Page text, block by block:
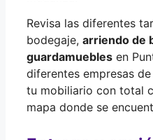
Revisa las diferentes
bodegaje, arriendo de
guardamuebles en
diferentes empresas
tu mobiliario con total
mapa donde se